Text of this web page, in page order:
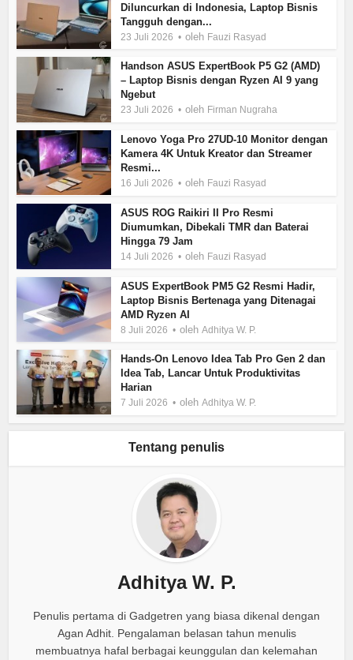
Diluncurkan di Indonesia, Laptop Bisnis
Tangguh dengan...
23 Juli 2026 oleh Fauzi Rasyad
Handson ASUS ExpertBook P5 G2 (AMD)
– Laptop Bisnis dengan Ryzen AI 9 yang
Ngebut
23 Juli 2026 oleh Firman Nugraha
Lenovo Yoga Pro 27UD-10 Monitor dengan
Kamera 4K Untuk Kreator dan Streamer
Resmi...
16 Juli 2026 oleh Fauzi Rasyad
ASUS ROG Raikiri II Pro Resmi
Diumumkan, Dibekali TMR dan Baterai
Hingga 79 Jam
14 Juli 2026 oleh Fauzi Rasyad
ASUS ExpertBook PM5 G2 Resmi Hadir,
Laptop Bisnis Bertenaga yang Ditenagai
AMD Ryzen AI
8 Juli 2026 olehAdhitya W. P.
Hands-On Lenovo Idea Tab Pro Gen 2 dan
Idea Tab, Lancar Untuk Produktivitas
Harian
7 Juli 2026 olehAdhitya W. P.
Tentang penulis
Adhitya W. P.
Penulis pertama di Gadgetren yang biasa dikenal dengan
Agan Adhit. Pengalaman belasan tahun menulis
membuatnya hafal berbagai keunggulan dan kelemahan